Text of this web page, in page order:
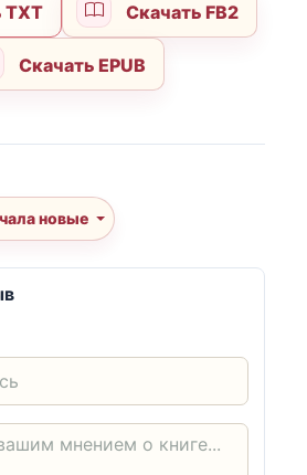
TXT Скачать FB2
Скачать EPUB
Сначала новые